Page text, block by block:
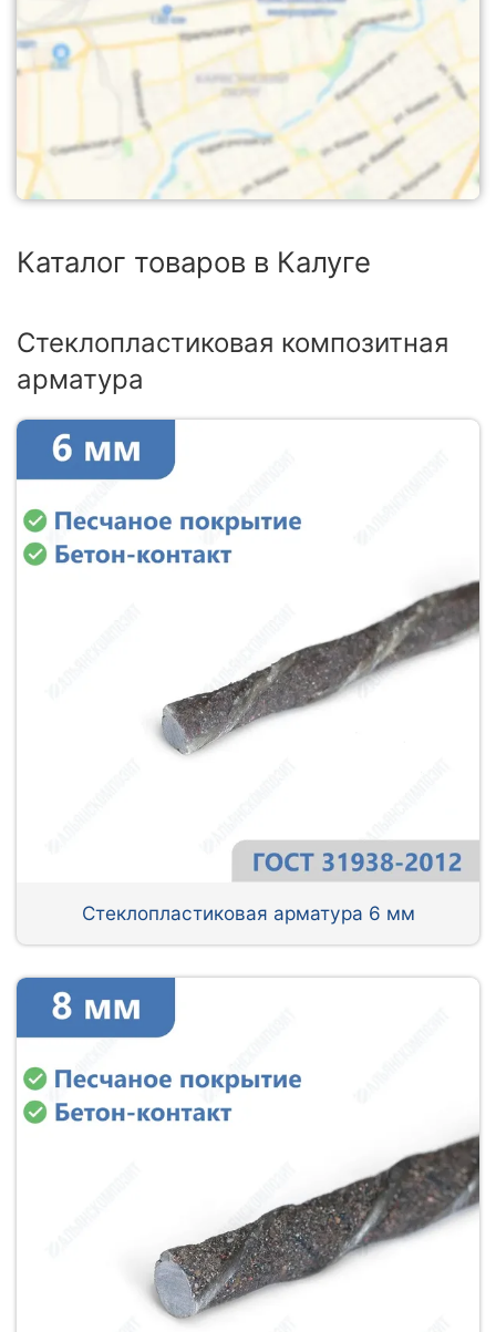
Каталог товаров в Калуге
Стеклопластиковая композитная
арматура
Стеклопластиковая арматура 6 мм